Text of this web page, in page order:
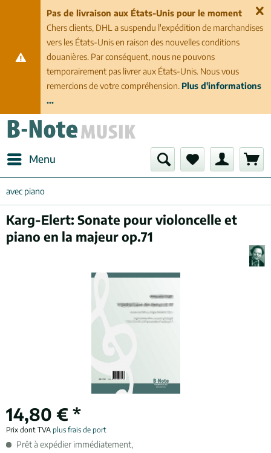
Pas de livraison aux États-Unis pour le moment
Chers clients, DHL a suspendu l'expédition de marchandises
vers les États-Unis en raison des nouvelles conditions
douanières. Par conséquent, nous ne pouvons
temporairement pas livrer aux États-Unis. Nous vous
remercions de votre compréhension. Plus d'informations
...
Menu
avec piano
Karg-Elert: Sonate pour violoncelle et
piano en la majeur op.71
14,80 € *
Prix dont TVA plus frais de port
Prêt à expédier immédiatement,